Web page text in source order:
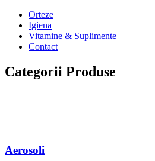
Orteze
Igiena
Vitamine & Suplimente
Contact
Categorii Produse
Aerosoli